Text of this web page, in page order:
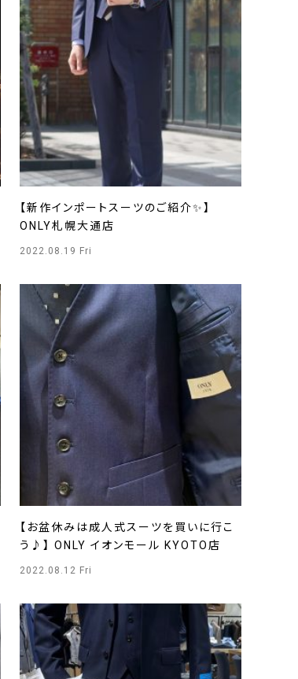
【新作インポートスーツのご紹介✨】
ONLY札幌大通店
2022.08.19 Fri
【お盆休みは成人式スーツを買いに行こ
う♪】 ONLY イオンモール KYOTO店
2022.08.12 Fri